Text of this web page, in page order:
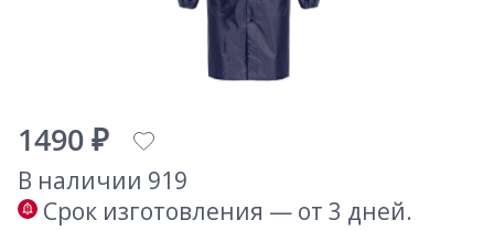
1490 ₽
В наличии 919
Срок изготовления — от 3 дней.